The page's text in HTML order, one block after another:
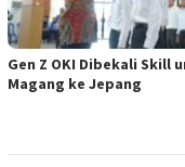
Gen Z OKI Dibekali Skill
Magang ke Jepang